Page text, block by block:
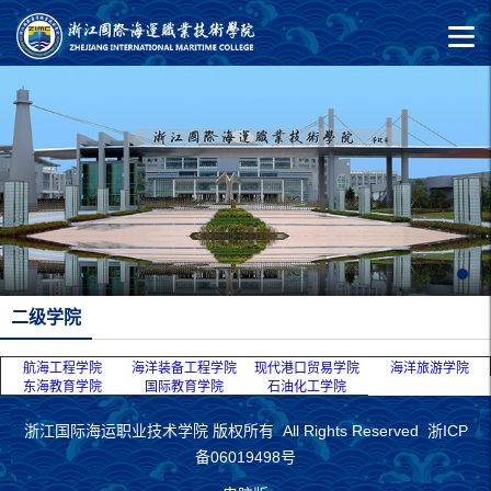
二级学院
航海工程学院 海洋装备工程学院 现代港口贸易学院
海洋旅游学院
东海教育学院
国际教育学院 石油化工学院
浙江国际海运职业技术学院 版权所有 All Rights Reserved 浙ICP
备06019498号